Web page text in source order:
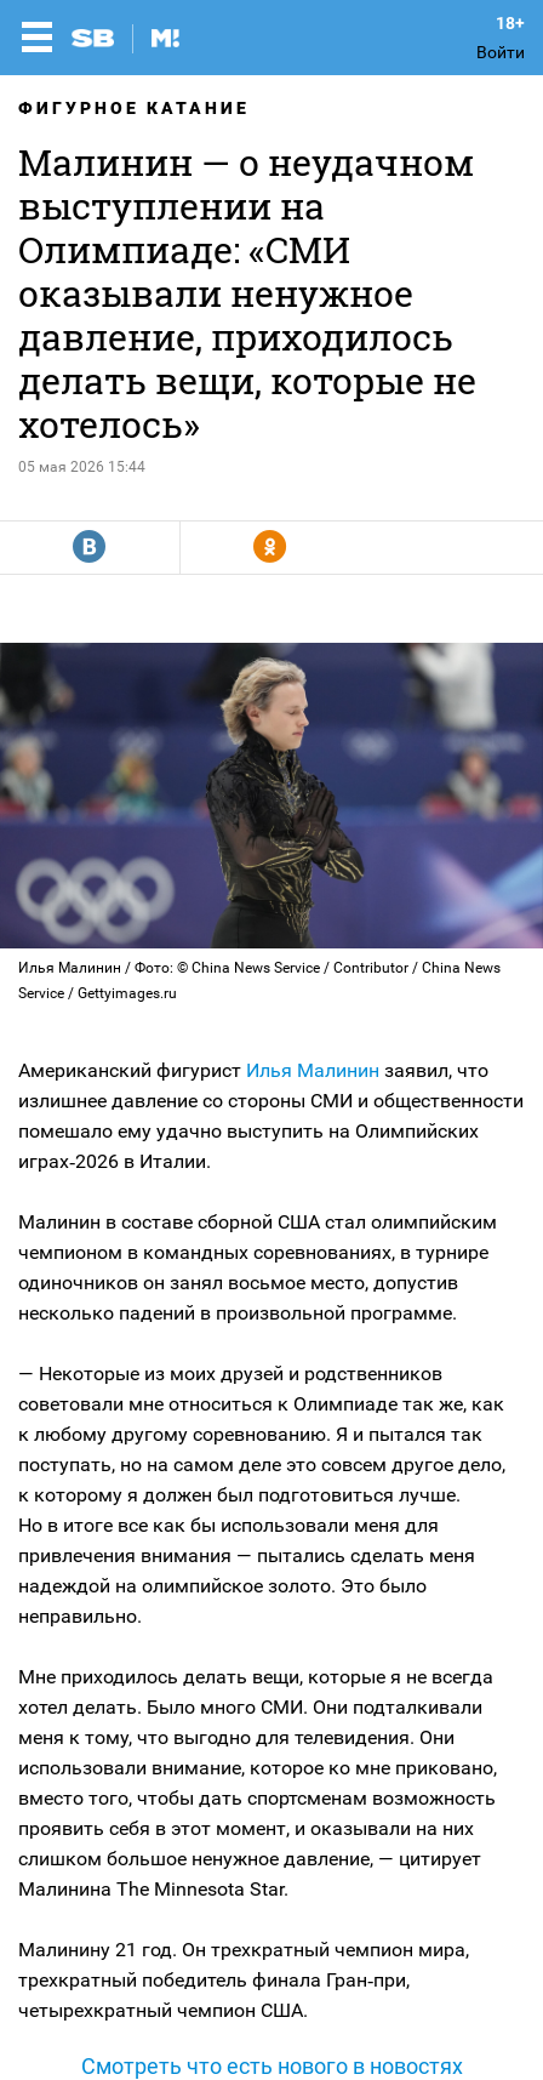
Войти
ФИГУРНОЕ КАТАНИЕ
Малинин — о неудачном
выступлении на
Олимпиаде: «СМИ
оказывали ненужное
давление, приходилось
делать вещи, которые не
хотелось»
05 мая 2026 15:44
R Y
Илья Малинин / Фото: © China News Service / Contributor / China News
Service / Gettyimages.ru
Американский фигурист Илья Малинин заявил, что
излишнее давление со стороны СМИ и общественности
помешало ему удачно выступить на Олимпийских
играх‑2026 в Италии.
Малинин в составе сборной США стал олимпийским
чемпионом в командных соревнованиях, в турнире
одиночников он занял восьмое место, допустив
несколько падений в произвольной программе.
— Некоторые из моих друзей и родственников
советовали мне относиться к Олимпиаде так же, как
к любому другому соревнованию. Я и пытался так
поступать, но на самом деле это совсем другое дело,
к которому я должен был подготовиться лучше.
Но в итоге все как бы использовали меня для
привлечения внимания — пытались сделать меня
надеждой на олимпийское золото. Это было
неправильно.
Мне приходилось делать вещи, которые я не всегда
хотел делать. Было много СМИ. Они подталкивали
меня к тому, что выгодно для телевидения. Они
использовали внимание, которое ко мне приковано,
вместо того, чтобы дать спортсменам возможность
проявить себя в этот момент, и оказывали на них
слишком большое ненужное давление, — цитирует
Малинина The Minnesota Star.
Малинину 21 год. Он трехкратный чемпион мира,
трехкратный победитель финала Гран‑при,
четырехкратный чемпион США.
Смотреть что есть нового в новостях